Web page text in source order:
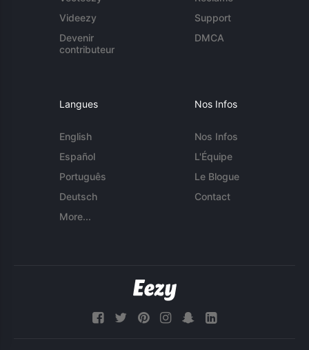
Videezy
Devenir
contributeur
Support
DMCA
Langues
English
Español
Português
Deutsch
More...
Nos Infos
Nos Infos
L'Équipe
Le Blogue
Contact